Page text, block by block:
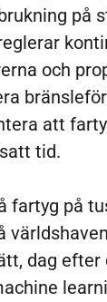
på
och
att
tid.
fartyg på
dag efter